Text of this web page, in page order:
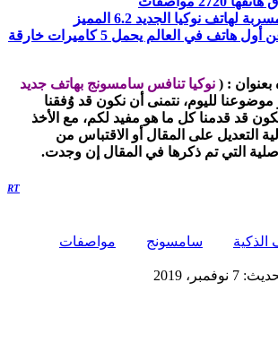
لهاتف نوكيا الجديد 6.2 المميز
نوكيا تكشف عن أول هاتف في العالم يحمل 5 كاميرات خارقة
بعنوان :
( نوكيا تنافس سامسونج بهاتف جديد
موضوعنا لليوم، نتمنى أن نكون قد وُفقنا
قد قدمنا كل ما هو مفيد لكم، مع الأخذ
التعديل على المقال أو الاقتباس من
التي تم ذكرها في المقال إن وجدت.
RT
الذكية سامسونج
مواصفات
نوفمبر، 2019